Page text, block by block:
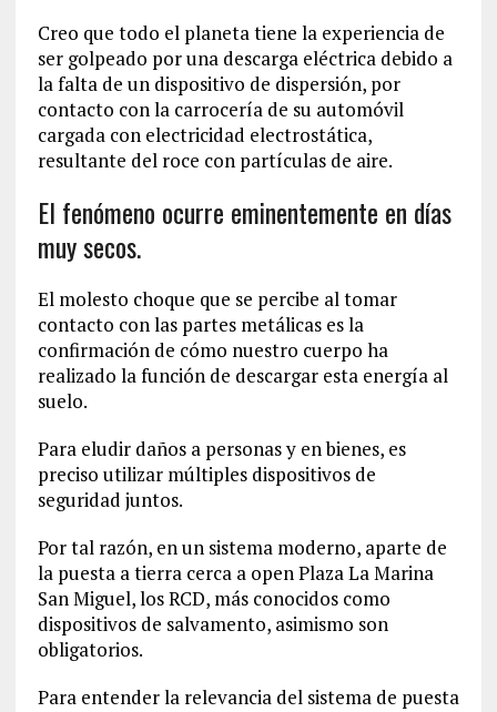
Creo que todo el planeta tiene la experiencia de
ser golpeado por una descarga eléctrica debido a
la falta de un dispositivo de dispersión, por
contacto con la carrocería de su automóvil
cargada con electricidad electrostática,
resultante del roce con partículas de aire.
El fenómeno ocurre eminentemente en días
muy secos.
El molesto choque que se percibe al tomar
contacto con las partes metálicas es la
confirmación de cómo nuestro cuerpo ha
realizado la función de descargar esta energía al
suelo.
Para eludir daños a personas y en bienes, es
preciso utilizar múltiples dispositivos de
seguridad juntos.
Por tal razón, en un sistema moderno, aparte de
la puesta a tierra cerca a open Plaza La Marina
San Miguel, los RCD, más conocidos como
dispositivos de salvamento, asimismo son
obligatorios.
Para entender la relevancia del sistema de puesta